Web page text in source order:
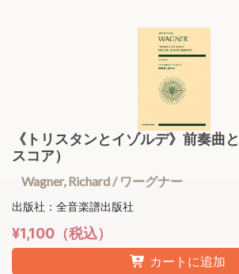
《トリスタンとイゾルデ》前奏曲
スコア）
Wagner, Richard / ワーグナー
出版社：全音楽譜出版社
¥1,100（税込）
カートに追加